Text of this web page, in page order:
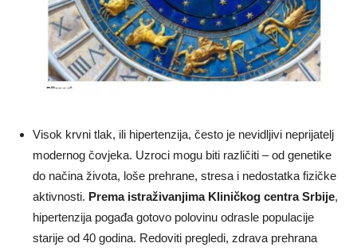
Visok krvni tlak, ili hipertenzija, često je nevidljivi neprijatelj
modernog čovjeka. Uzroci mogu biti različiti – od genetike
do načina života, loše prehrane, stresa i nedostatka fizičke
aktivnosti. Prema istraživanjima Kliničkog centra Srbije,
hipertenzija pogađa gotovo polovinu odrasle populacije
starije od 40 godina. Redoviti pregledi, zdrava prehrana